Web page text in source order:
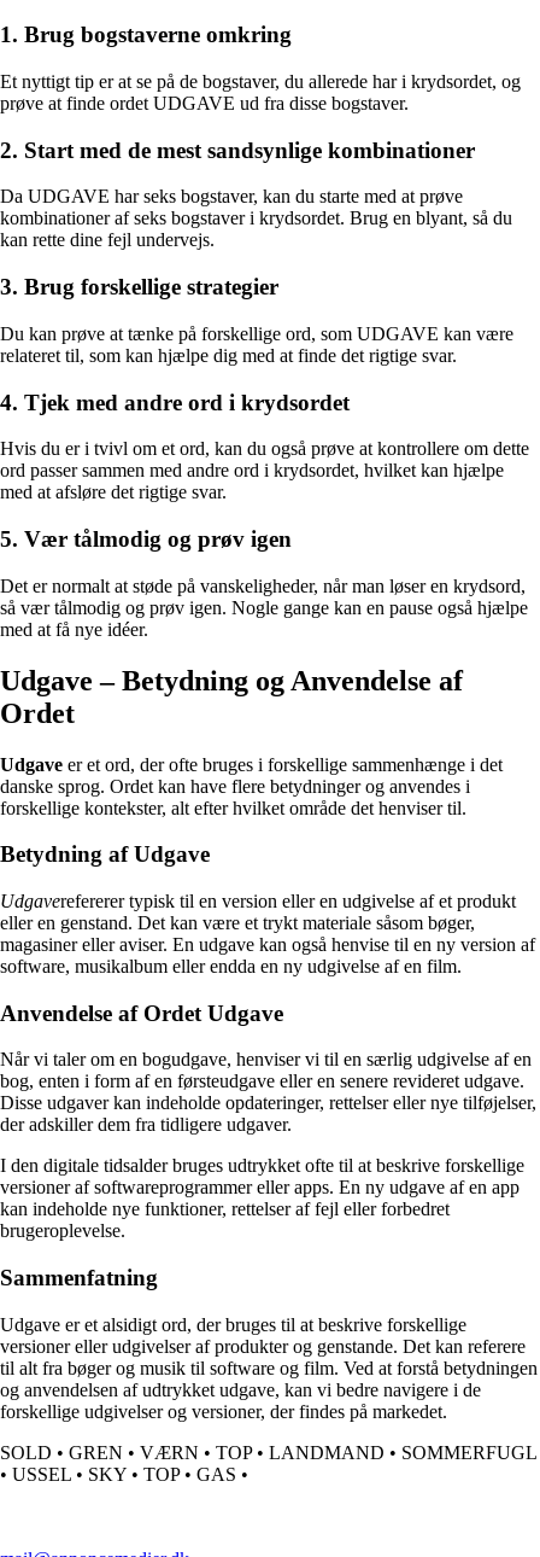
1. Brug bogstaverne omkring
Et nyttigt tip er at se på de bogstaver, du allerede har i krydsordet, og
prøve at finde ordet UDGAVE ud fra disse bogstaver.
2. Start med de mest sandsynlige kombinationer
Da UDGAVE har seks bogstaver, kan du starte med at prøve
kombinationer af seks bogstaver i krydsordet. Brug en blyant, så du
kan rette dine fejl undervejs.
3. Brug forskellige strategier
Du kan prøve at tænke på forskellige ord, som UDGAVE kan være
relateret til, som kan hjælpe dig med at finde det rigtige svar.
4. Tjek med andre ord i krydsordet
Hvis du er i tvivl om et ord, kan du også prøve at kontrollere om dette
ord passer sammen med andre ord i krydsordet, hvilket kan hjælpe
med at afsløre det rigtige svar.
5. Vær tålmodig og prøv igen
Det er normalt at støde på vanskeligheder, når man løser en krydsord,
så vær tålmodig og prøv igen. Nogle gange kan en pause også hjælpe
med at få nye idéer.
Udgave – Betydning og Anvendelse af
Ordet
Udgave er et ord, der ofte bruges i forskellige sammenhænge i det
danske sprog. Ordet kan have flere betydninger og anvendes i
forskellige kontekster, alt efter hvilket område det henviser til.
Betydning af Udgave
Udgaverefererer typisk til en version eller en udgivelse af et produkt
eller en genstand. Det kan være et trykt materiale såsom bøger,
magasiner eller aviser. En udgave kan også henvise til en ny version af
software, musikalbum eller endda en ny udgivelse af en film.
Anvendelse af Ordet Udgave
Når vi taler om en bogudgave, henviser vi til en særlig udgivelse af en
bog, enten i form af en førsteudgave eller en senere revideret udgave.
Disse udgaver kan indeholde opdateringer, rettelser eller nye tilføjelser,
der adskiller dem fra tidligere udgaver.
I den digitale tidsalder bruges udtrykket ofte til at beskrive forskellige
versioner af softwareprogrammer eller apps. En ny udgave af en app
kan indeholde nye funktioner, rettelser af fejl eller forbedret
brugeroplevelse.
Sammenfatning
Udgave er et alsidigt ord, der bruges til at beskrive forskellige
versioner eller udgivelser af produkter og genstande. Det kan referere
til alt fra bøger og musik til software og film. Ved at forstå betydningen
og anvendelsen af udtrykket udgave, kan vi bedre navigere i de
forskellige udgivelser og versioner, der findes på markedet.
SOLD • GREN • VÆRN • TOP• LANDMAND • SOMMERFUGL
• USSEL • SKY • TOP• GAS •